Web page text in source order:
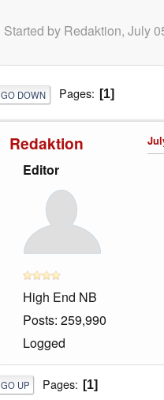
Started by Redaktion, July
GO DOWN Pages 1
Redaktion
Editor
High End NB
Posts: 259,990
Logged
GO UP Pages 1